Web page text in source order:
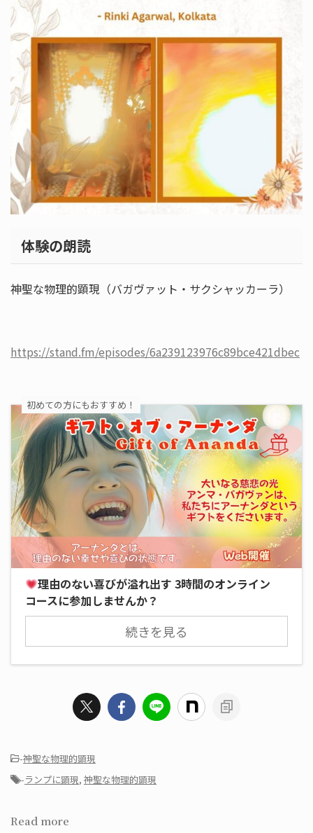
体験の朗読
神聖な物理的顕現（バガヴァット・サクシャッカーラ）
https://stand.fm/episodes/6a239123976c89bce421dbec
初めての方にもおすすめ！
理由のない喜びが溢れ出す 3時間のオンライン
コースに参加しませんか？
続きを見る
-神聖な物理的顕現
-ランプに顕現, 神聖な物理的顕現
Read more